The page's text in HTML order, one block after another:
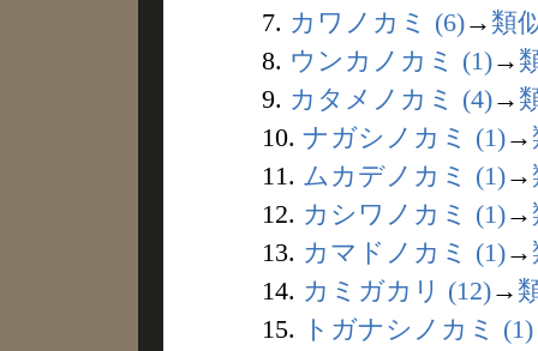
7. カワノカミ (6)→ 類
8. ウンカノカミ (1)→
9. カタメノカミ (4)→
10. ナガシノカミ (1)→
11. ムカデノカミ (1)→
12. カシワノカミ (1)→
13. カマドノカミ (1)→
14. カミガカリ (12)→
15.
トガナシノカミ (1)